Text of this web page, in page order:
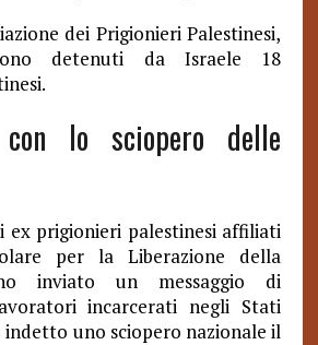
dei Prigionieri Palestinesi,
detenuti da Israele 18
con lo sciopero delle
ex prigionieri palestinesi affiliati
per la Liberazione della
inviato un messaggio di
incarcerati negli Stati
indetto uno sciopero nazionale il